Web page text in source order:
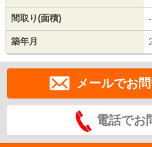
間取り(面積)
築年月
メールでお
電話でお